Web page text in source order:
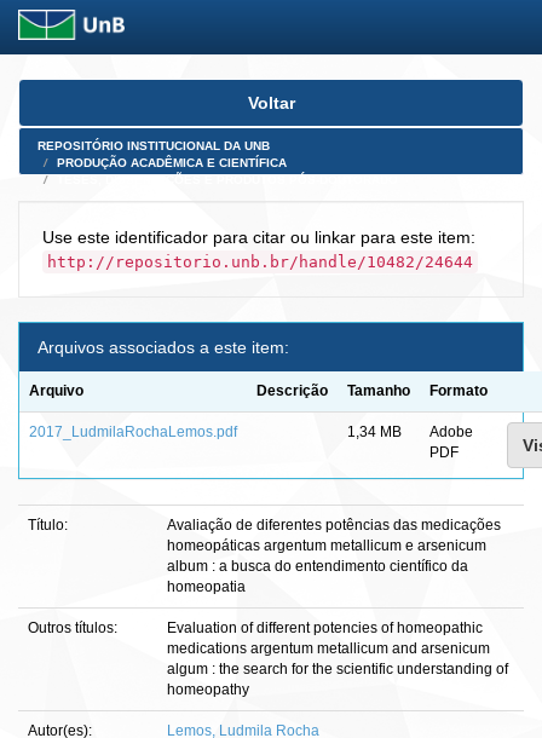
Skip
Voltar
REPOSITÓRIO INSTITUCIONAL DA UNB
PRODUÇÃO ACADÊMICA E CIENTÍFICA
Use este identificador para citar ou linkar para este item:
http://repositorio.unb.br/handle/10482/24644
Arquivos associados a este item:
Arquivo Descrição Tamanho Formato
2017_LudmilaRochaLemos.pdf 1,34 MB
Adobe
PDF
Título:
Avaliação de diferentes potências das medicações
homeopáticas argentum metallicum e arsenicum
album : a busca do entendimento científico da
homeopatia
Outros títulos:
Evaluation of different potencies of homeopathic
medications argentum metallicum and arsenicum
algum : the search for the scientific understanding of
homeopathy
Autor(es): Lemos, Ludmila Rocha